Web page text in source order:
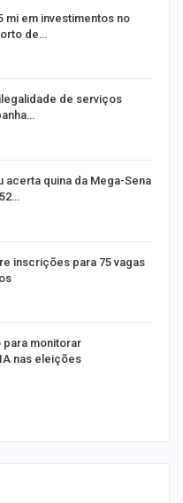
mi em investimentos no
de…
de serviços
acerta quina da Mega-Sena
inscrições para 75 vagas
para monitorar
nas eleições